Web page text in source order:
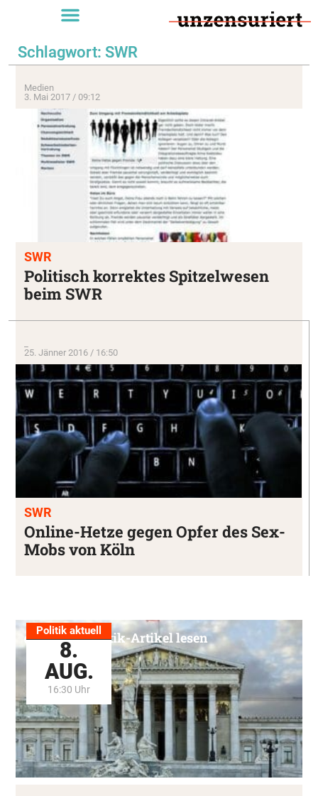
Schlagwort: SWR
Medien
3. Mai 2017 / 09:12
SWR
Politisch korrektes Spitzelwesen
beim SWR
25. Jänner 2016 / 16:50
SWR
Online-Hetze gegen Opfer des Sex-
Mobs von Köln
Politik aktuell
8.
AUG.
16:30 Uhr
Alle Politik-Artikel lesen